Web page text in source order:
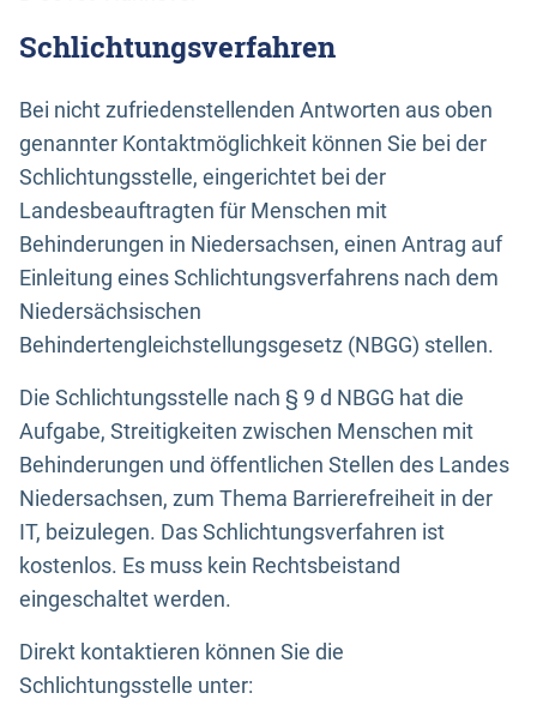
Schlichtungsverfahren
Bei nicht zufriedenstellenden Antworten aus oben
genannter Kontaktmöglichkeit können Sie bei der
Schlichtungsstelle, eingerichtet bei der
Landesbeauftragten für Menschen mit
Behinderungen in Niedersachsen, einen Antrag auf
Einleitung eines Schlichtungsverfahrens nach dem
Niedersächsischen
Behindertengleichstellungsgesetz (NBGG) stellen.
Die Schlichtungsstelle nach § 9 d NBGG hat die
Aufgabe, Streitigkeiten zwischen Menschen mit
Behinderungen und öffentlichen Stellen des Landes
Niedersachsen, zum Thema Barrierefreiheit in der
IT, beizulegen. Das Schlichtungsverfahren ist
kostenlos. Es muss kein Rechtsbeistand
eingeschaltet werden.
Direkt kontaktieren können Sie die
Schlichtungsstelle unter: